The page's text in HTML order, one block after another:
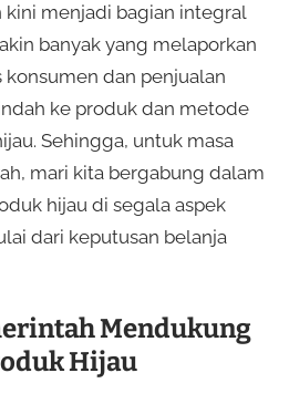
menjadi bagian integral
banyak yang melaporkan
dan penjualan
ke produk dan metode
Sehingga, untuk masa
mari kita bergabung dalam
hijau di segala aspek
dari keputusan belanja
Mendukung
Hijau